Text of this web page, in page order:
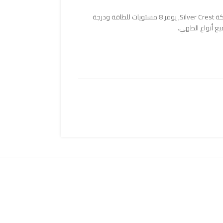
طباخ منضدي بالأشعة تحت الحمراء من ماركة Silver Crest, يوفر 8 مستويات للطاقة ودرجة